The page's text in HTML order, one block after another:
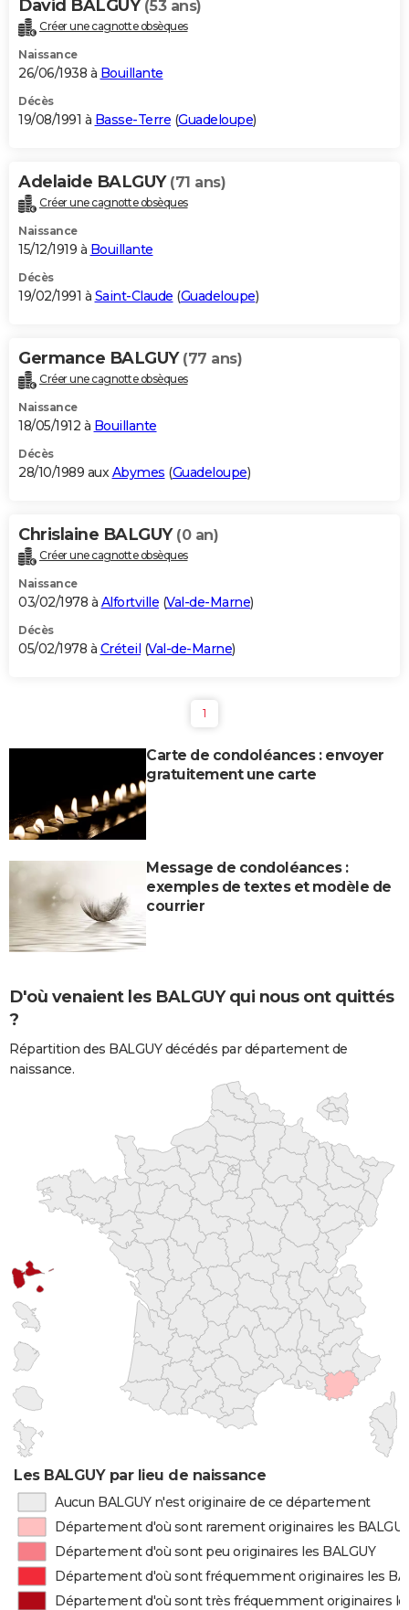
David BALGUY (53 ans)
Créer une cagnotte obsèques
Naissance
26/06/1938 à Bouillante
Décès
19/08/1991 à Basse-Terre (Guadeloupe)
Adelaide BALGUY (71 ans)
Créer une cagnotte obsèques
Naissance
15/12/1919 à Bouillante
Décès
19/02/1991 à Saint-Claude (Guadeloupe)
Germance BALGUY (77 ans)
Créer une cagnotte obsèques
Naissance
18/05/1912 à Bouillante
Décès
28/10/1989 auxAbymes (Guadeloupe)
Chrislaine BALGUY (0 an)
Créer une cagnotte obsèques
Naissance
03/02/1978 à Alfortville (Val-de-Marne)
Décès
05/02/1978 à Créteil (Val-de-Marne)
1
Carte de condoléances : envoyer
gratuitement une carte
Message de condoléances :
exemples de textes et modèle de
courrier
D'où venaient les BALGUY qui nous ont quittés
?
Répartition des BALGUY décédés par département de
naissance.
Les BALGUY par lieu de naissance
Aucun BALGUY n'est originaire de ce département
Département d'où sont rarement originaires les
Département d'où sont peu originaires les BALGUY
Département d'où sont fréquemment originaires les
Département d'où sont très fréquemment originaires